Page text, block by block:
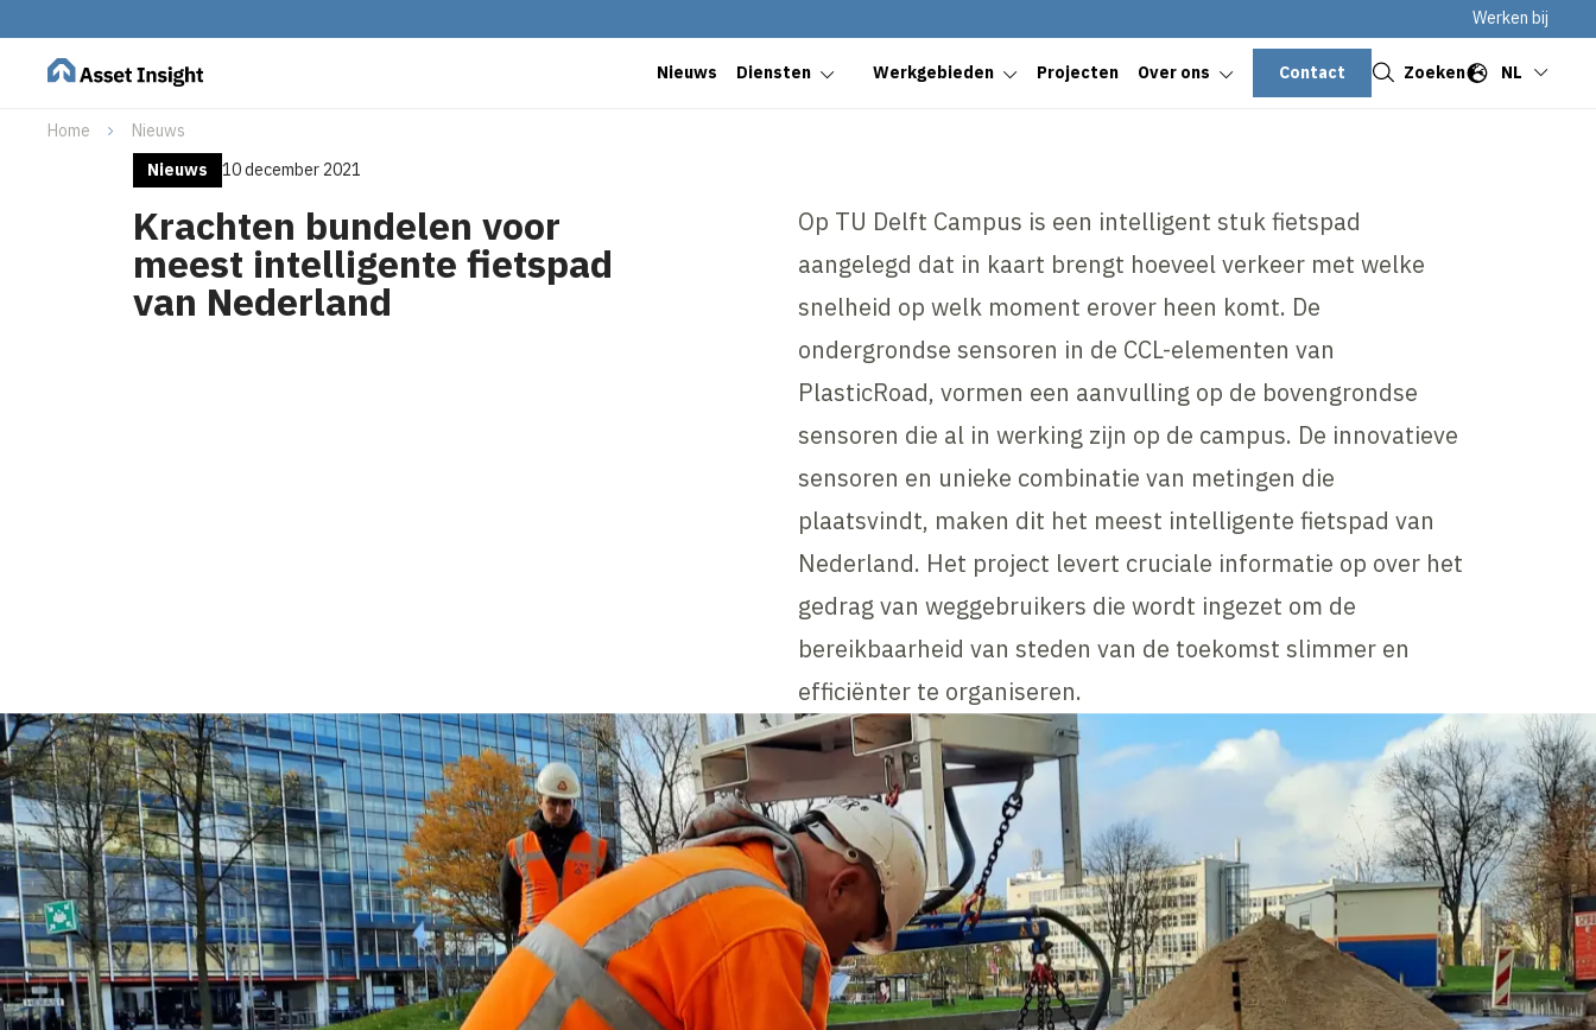
Werken bij
Nieuws Diensten Werkgebieden Projecten Over ons Contact NL
Zoeken
Home
Nieuws
Nieuws
10 december 2021
Krachten bundelen voor
meest intelligente fietspad
van Nederland
Op TU Delft Campus is een intelligent stuk fietspad
aangelegd dat in kaart brengt hoeveel verkeer met welke
snelheid op welk moment erover heen komt. De
ondergrondse sensoren in de CCL-elementen van
PlasticRoad, vormen een aanvulling op de bovengrondse
sensoren die al in werking zijn op de campus. De innovatieve
sensoren en unieke combinatie van metingen die
plaatsvindt, maken dit het meest intelligente fietspad van
Nederland. Het project levert cruciale informatie op over het
gedrag van weggebruikers die wordt ingezet om de
bereikbaarheid van steden van de toekomst slimmer en
efficiënter te organiseren.
Sluiten